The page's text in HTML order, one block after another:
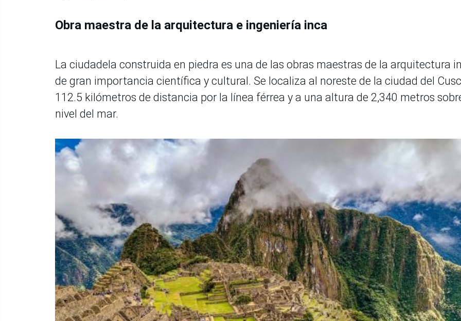
Obra maestra de la arquitectura e ingeniería inca
La ciudadela construida en piedra es una de las obras maestras de la arquitectura
de gran importancia científica y cultural. Se localiza al noreste de la ciudad del
112.5 kilómetros de distancia por la línea férrea y a una altura de 2,340 metros
nivel del mar.